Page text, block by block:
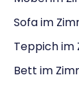
Sofa im
Teppich im
Bett im